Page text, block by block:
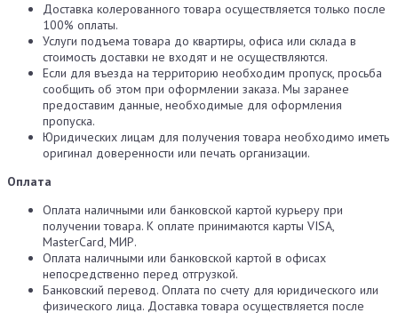
Доставка колерованного товара осуществляется только после
100% оплаты.
Услуги подъема товара до квартиры, офиса или склада в
стоимость доставки не входят и не осуществляются.
Если для въезда на территорию необходим пропуск, просьба
сообщить об этом при оформлении заказа. Мы заранее
предоставим данные, необходимые для оформления
пропуска.
Юридических лицам для получения товара необходимо иметь
оригинал доверенности или печать организации.
Оплата
Оплата наличными или банковской картой курьеру при
получении товара. К оплате принимаются карты VISA,
MasterCard, МИР.
Оплата наличными или банковской картой в офисах
непосредственно перед отгрузкой.
Банковский перевод. Оплата по счету для юридического или
физического лица. Доставка товара осуществляется после